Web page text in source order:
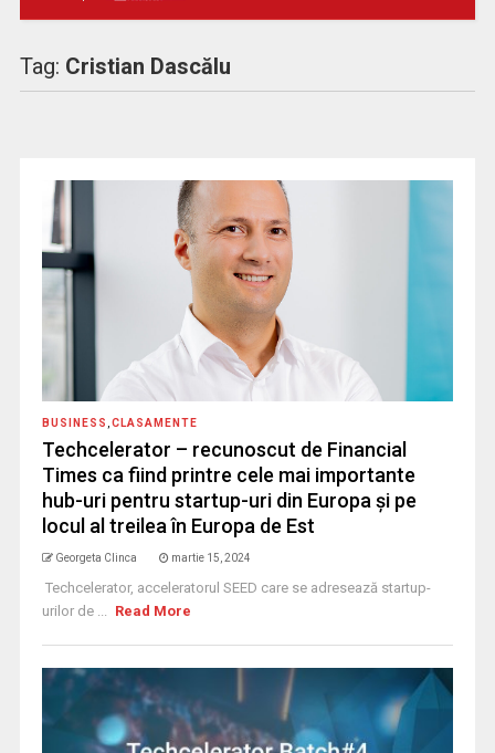
Tag: Cristian Dascălu
BUSINESS CLASAMENTE
Techcelerator – recunoscut de Financial
Times ca fiind printre cele mai importante
hub-uri pentru startup-uri din Europa și pe
locul al treilea în Europa de Est
Georgeta Clinca martie 15, 2024
Techcelerator, acceleratorul SEED care se adresează startup-
urilor de ... Read More